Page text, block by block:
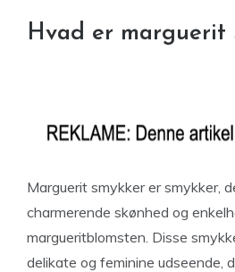
Hvad er marguerit
Marguerit smykker er smykker,
charmerende skønhed og
margueritblomsten. Disse
delikate og feminine udseende,